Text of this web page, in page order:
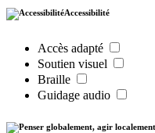
Accessibilité
Accès adapté
Soutien visuel
Braille
Guidage audio